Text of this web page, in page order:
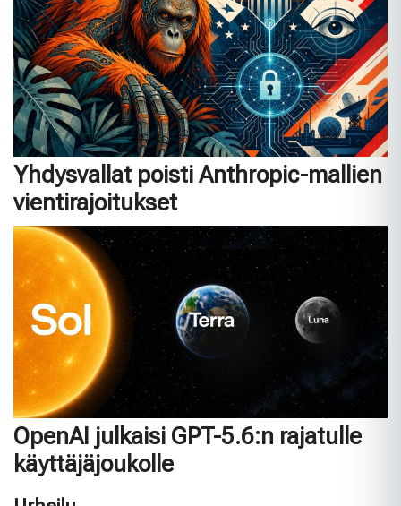
Yhdysvallat poisti Anthropic-mallien
vientirajoitukset
OpenAI julkaisi GPT-5.6:n rajatulle
käyttäjäjoukolle